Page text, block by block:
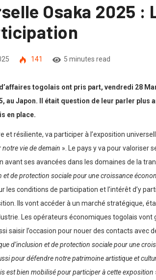
Osaka 2025
141 5 minutes read
togolais ont pris part, vendredi 28
au Japon. Il était question de leur parler
en place.
et résiliente, va participer à l’exposition
vie de demain ». Le pays y va pour valoriser
ses avancées dans les domaines de la
et de protection sociale pour une croissance
les conditions de participation et l’intérêt d’y
Ils vont accéder à un marché stratégique,
Les opérateurs économiques togolais
saisir l’occasion pour nouer des contacts
d’inclusion et de protection sociale pour une
pour défendre notre patrimoine artistique et
est bien mobilisé pour participer à cette exposition